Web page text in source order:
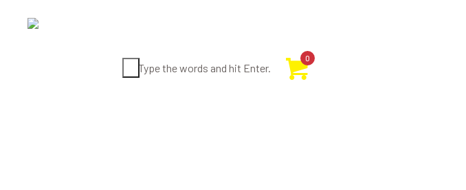
Type the words and hit Enter.
0